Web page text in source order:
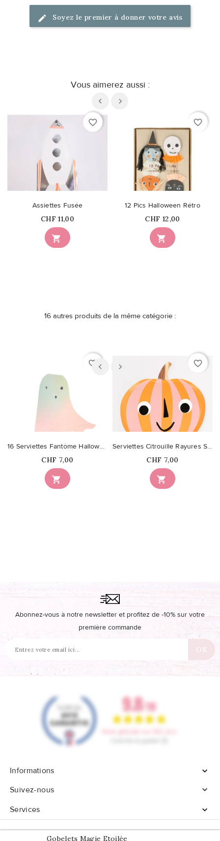
Soyez le premier à donner votre avis
Vous aimerez aussi :
favorite_border

Assiettes Fusée
Prix
CHF 11,00
favorite_border

12 Pics Halloween Rétro
Prix
CHF 12,00
16 autres produits de la même catégorie :
favorite_border

16 Serviettes Fantôme Halloween Pastel
Prix
CHF 7,00
favorite_border

Serviettes Citrouille Rayures Stripy
Prix
CHF 7,00
Gobelets Magie Etoilée
Abonnez-vous à notre newsletter et profitez de -10% sur votre
première commande
Informations

Suivez-nous

Services
